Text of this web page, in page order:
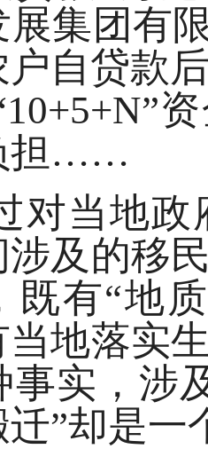
集团有
自贷款
担……
地政
及的移
既有“地
地落实
事实，涉
迁”却是